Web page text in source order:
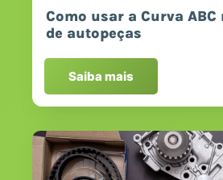
Como usar a Curva
de autopeças
Saiba mais